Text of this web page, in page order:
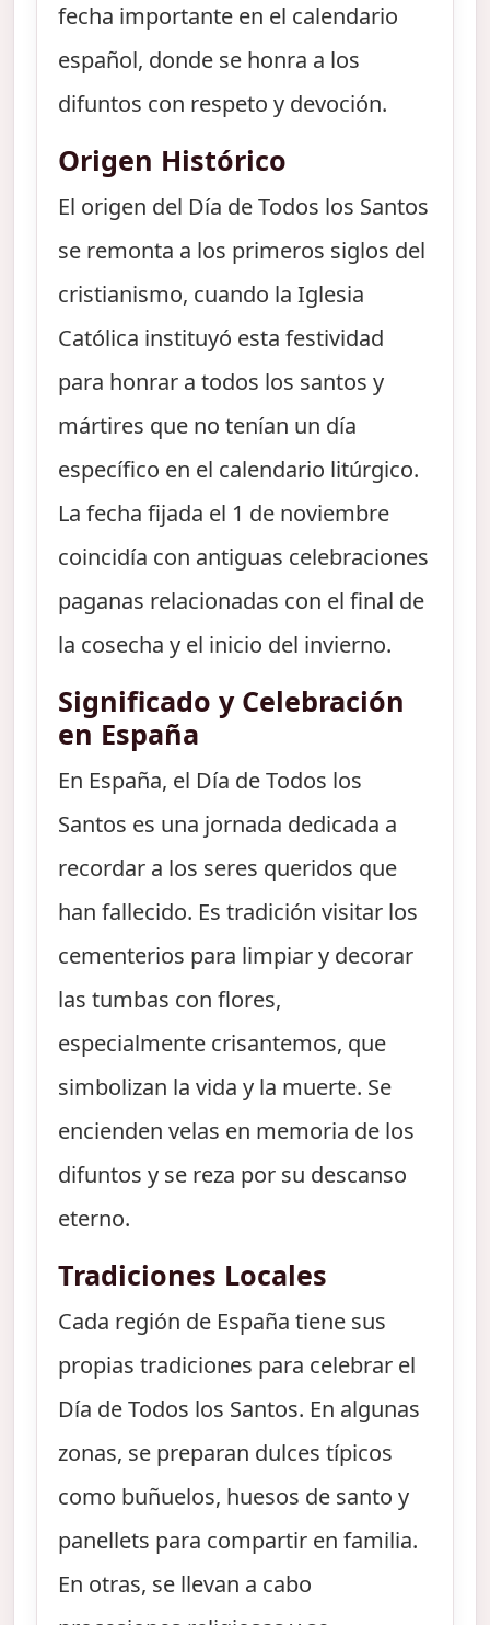
fecha importante en el calendario
español, donde se honra a los
difuntos con respeto y devoción.
Origen Histórico
El origen del Día de Todos los Santos
se remonta a los primeros siglos del
cristianismo, cuando la Iglesia
Católica instituyó esta festividad
para honrar a todos los santos y
mártires que no tenían un día
específico en el calendario litúrgico.
La fecha fijada el 1 de noviembre
coincidía con antiguas celebraciones
paganas relacionadas con el final de
la cosecha y el inicio del invierno.
Significado y Celebración
en España
En España, el Día de Todos los
Santos es una jornada dedicada a
recordar a los seres queridos que
han fallecido. Es tradición visitar los
cementerios para limpiar y decorar
las tumbas con flores,
especialmente crisantemos, que
simbolizan la vida y la muerte. Se
encienden velas en memoria de los
difuntos y se reza por su descanso
eterno.
Tradiciones Locales
Cada región de España tiene sus
propias tradiciones para celebrar el
Día de Todos los Santos. En algunas
zonas, se preparan dulces típicos
como buñuelos, huesos de santo y
panellets para compartir en familia.
En otras, se llevan a cabo